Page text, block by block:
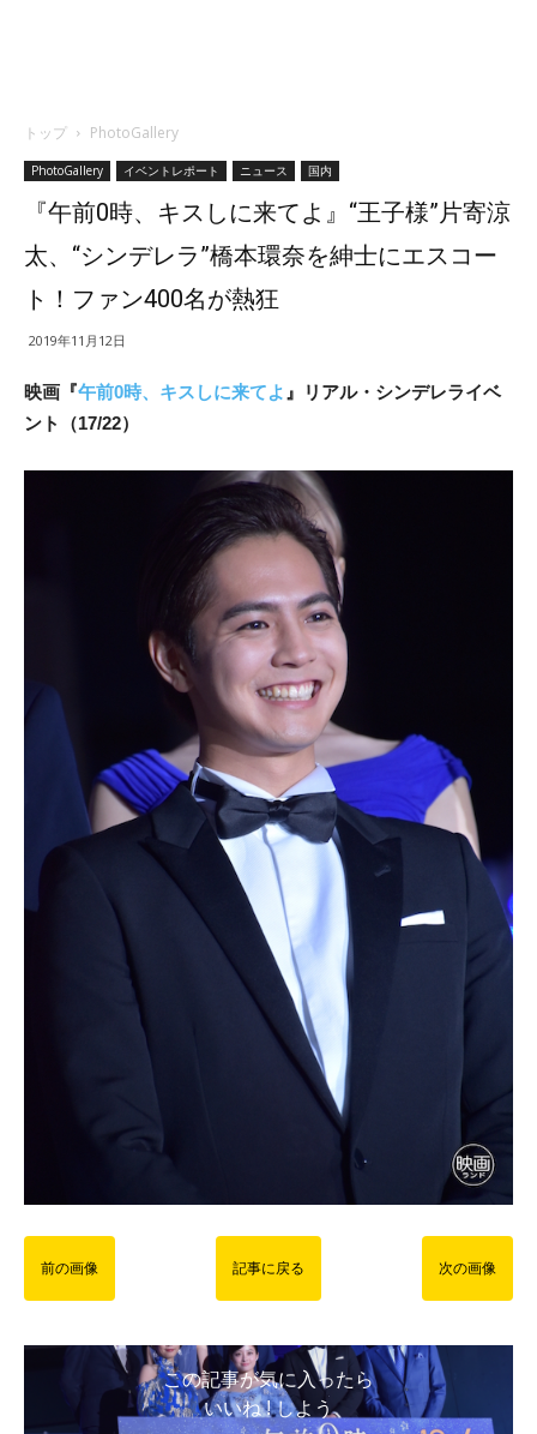
トップ PhotoGallery
PhotoGallery イベントレポート ニュース 国内
『午前0時、キスしに来てよ』“王子様”片寄涼
太、“シンデレラ”橋本環奈を紳士にエスコー
ト！ファン400名が熱狂
2019年11月12日
映画『午前0時、キスしに来てよ 』リアル・シンデレライベ
ント（17/22）
前の画像 記事に戻る 次の画像
この記事が気に入ったら
いいね ! しよう